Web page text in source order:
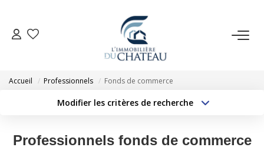
VENTE
Accueil Professionnels Fonds de commerce
Modifier les critères de recherche
Type de bien
Professionnels fonds de commerce